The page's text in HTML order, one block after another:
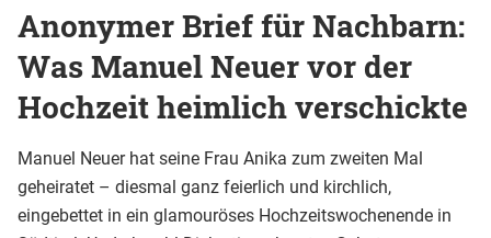
Anonymer Brief für Nachbarn:
Was Manuel Neuer vor der
Hochzeit heimlich verschickte
Manuel Neuer hat seine Frau Anika zum zweiten Mal
geheiratet – diesmal ganz feierlich und kirchlich,
eingebettet in ein glamouröses Hochzeitswochenende in